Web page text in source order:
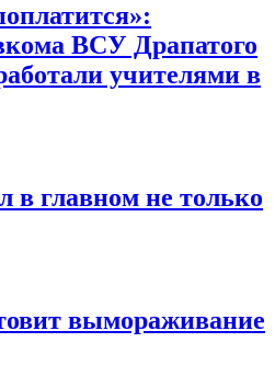
ВСУ Драпатого
учителями в
в главном не только
вымораживание